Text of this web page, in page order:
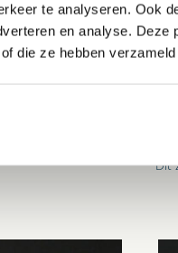
te analyseren. Ook
en analyse. Deze
die ze hebben
Dit